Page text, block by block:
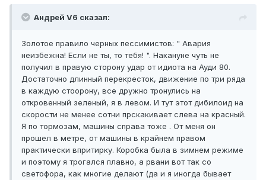
Андрей V6 сказал:
Золотое правило черных пессимистов: " Авария
неизбежна! Если не ты, то тебя! ". Накануне чуть не
получил в правую сторону удар от идиота на Ауди 80.
Достаточно длинный перекресток, движение по три ряда
в каждую стоорону, все дружно тронулись на
откровенный зеленый, я в левом. И тут этот дибилоид на
скорости не менее сотни прскакивает слева на красный.
Я по тормозам, машины справа тоже . От меня он
прошел в метре, от машины в крайнем правом
практически впритирку. Коробка была в зимнем режиме
и поэтому я трогался плавно, а рвани вот так со
светофора, как многие делают (да и я иногда бывает